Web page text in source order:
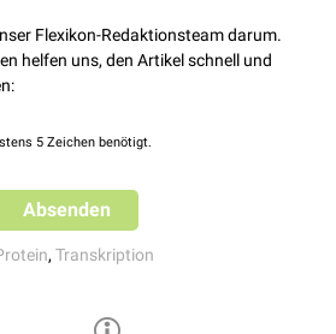
Flexikon-Redaktionsteam darum.
helfen uns, den Artikel schnell und
5 Zeichen benötigt.
Absenden
, Transkription